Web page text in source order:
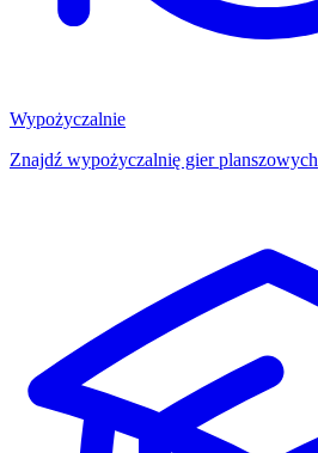
Wypożyczalnie
Znajdź wypożyczalnię gier planszowych